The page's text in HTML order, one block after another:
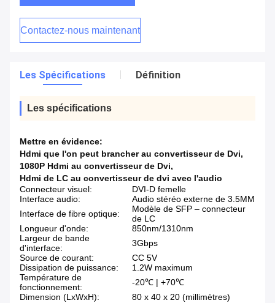
Contactez-nous maintenant
Les Spécifications Définition
Les spécifications
Mettre en évidence:
Hdmi que l'on peut brancher au convertisseur de Dvi,
1080P Hdmi au convertisseur de Dvi,
Hdmi de LC au convertisseur de dvi avec l'audio
Connecteur visuel:
DVI-D femelle
Interface audio:
Audio stéréo externe de 3.5MM
Interface de fibre optique:
Modèle de SFP – connecteur
de LC
Longueur d'onde:
850nm/1310nm
Largeur de bande
d'interface:
3Gbps
Source de courant:
CC 5V
Dissipation de puissance:
1.2W maximum
Température de
fonctionnement:
-20℃ | +70℃
Dimension (LxWxH):
80 x 40 x 20 (millimètres)